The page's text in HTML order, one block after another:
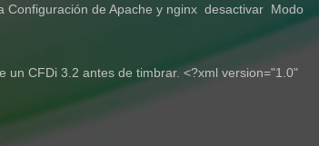
Configuración de Apache y nginx desactivar Modo
un CFDi 3.2 antes de timbrar. <?xml version="1.0"